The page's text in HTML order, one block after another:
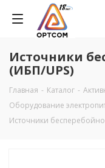
Источники
(ИБП/UPS)
Главная - Каталог -
Оборудование
Источники